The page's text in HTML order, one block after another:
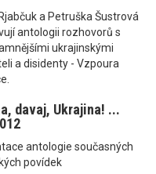
a Petruška Šustrová
antologii rozhovorů s
ukrajinskými
a disidenty - Vzpoura
davaj, Ukrajina! ...
antologie současných
povídek